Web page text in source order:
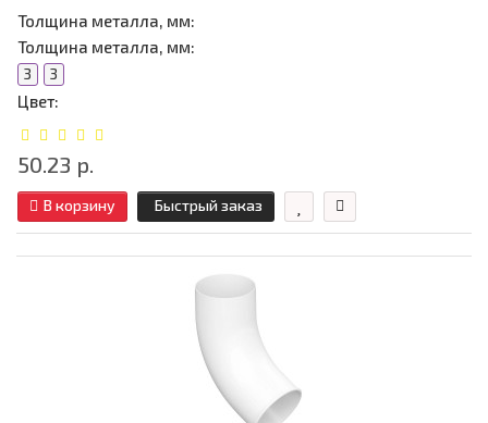
Толщина металла, мм:
Толщина металла, мм:
3 3
Цвет:
50.23 р.
В корзину Быстрый заказ